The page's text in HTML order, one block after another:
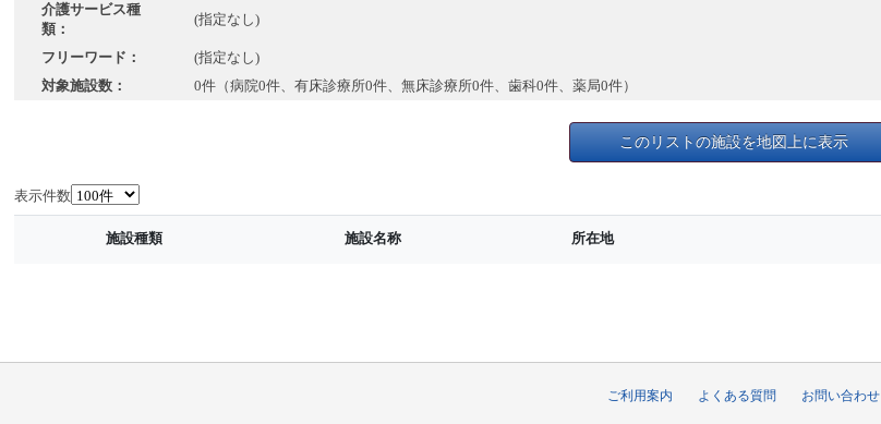
介護サービス種
類：
(指定なし)
フリーワード：
(指定なし)
対象施設数：
0件（病院0件、有床診療所0件、無床診療所0件、歯科0件、薬局0件）
このリストの施設を地図上に表示
表示件数
施設種類 施設名称 所在地
ご利用案内 よくある質問 お問い合わせ